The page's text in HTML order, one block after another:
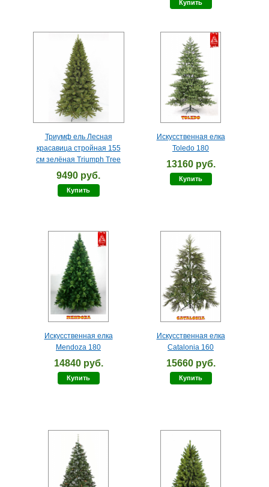
Купить
Триумф ель Лесная
красавица стройная 155
см зелёная Triumph Tree
9490 руб.
Купить
Искусственная елка
Toledo 180
13160 руб.
Купить
Искусственная елка
Mendoza 180
14840 руб.
Купить
Искусственная елка
Catalonia 160
15660 руб.
Купить